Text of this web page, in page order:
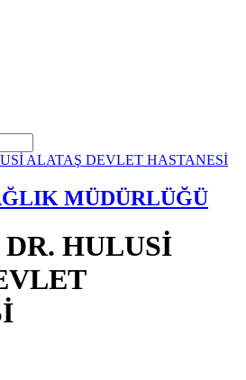
MÜDÜRLÜĞÜ
HULUSİ